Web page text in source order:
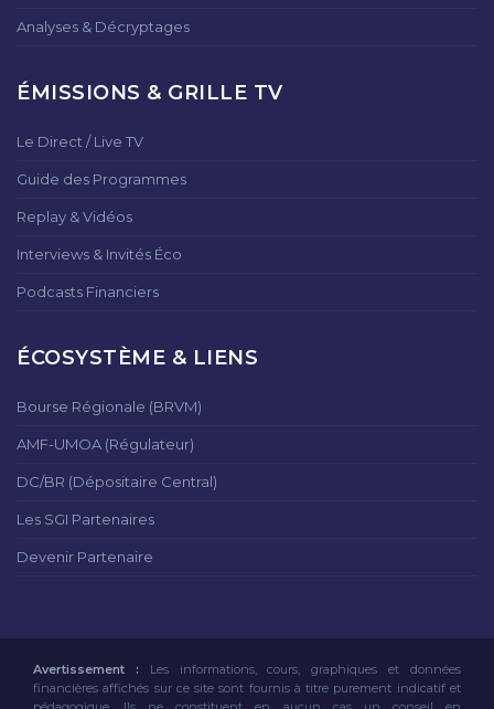
Analyses & Décryptages
ÉMISSIONS & GRILLE TV
Le Direct / Live TV
Guide des Programmes
Replay & Vidéos
Interviews & Invités Éco
Podcasts Financiers
ÉCOSYSTÈME & LIENS
Bourse Régionale (BRVM)
AMF-UMOA (Régulateur)
DC/BR (Dépositaire Central)
Les SGI Partenaires
Devenir Partenaire
Avertissement : Les informations, cours, graphiques et données
financières affichés sur ce site sont fournis à titre purement indicatif et